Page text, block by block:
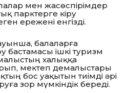
мен жасөспірімдер
парктерге кіру
ережені енгізді.
балаларға
бастамасы ішкі туризм
халыққа
мектеп демалыстары
бос уақытын тиімді әрі
зор мүмкіндік береді.